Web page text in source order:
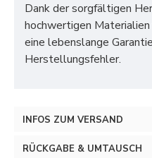
Dank der sorgfältigen
hochwertigen
eine lebenslange
Herstellungsfehler.
INFOS ZUM VERSAND
RÜCKGABE & UMTAUSCH